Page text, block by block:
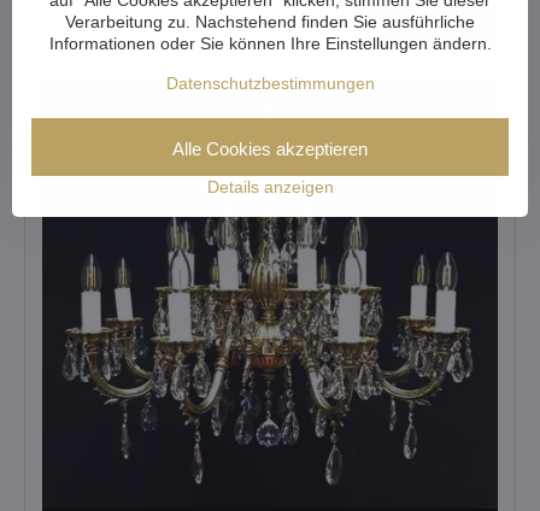
2 266 € Ansehen
Verarbeitung zu. Nachstehend finden Sie ausführliche
Informationen oder Sie können Ihre Einstellungen ändern.
Datenschutzbestimmungen
Details anzeigen
Alle Cookies akzeptieren